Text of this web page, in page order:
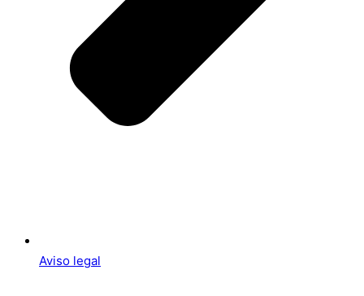
Aviso legal